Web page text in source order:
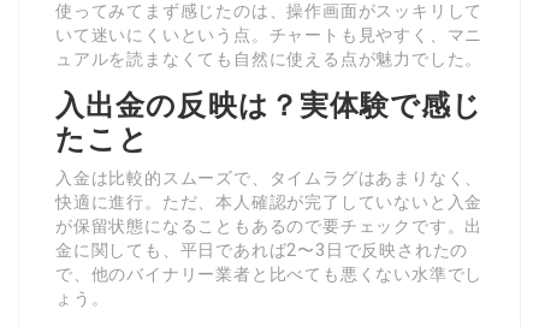
使ってみてまず感じたのは、操作画面がスッキリして
いて迷いにくいという点。チャートも見やすく、マニ
ュアルを読まなくても自然に使える点が魅力でした。
入出金の反映は？実体験で感じ
たこと
入金は比較的スムーズで、タイムラグはあまりなく、
快適に進行。ただ、本人確認が完了していないと入金
が保留状態になることもあるので要チェックです。出
金に関しても、平日であれば2〜3日で反映されたの
で、他のバイナリー業者と比べても悪くない水準でし
ょう。